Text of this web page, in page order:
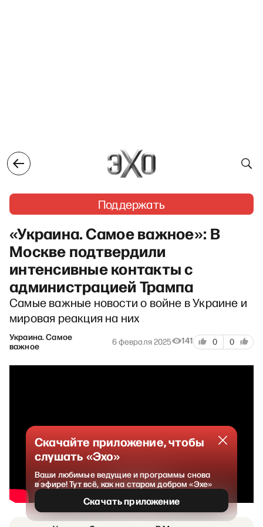
Поддержать
«Украина. Самое важное»: В
Москве подтвердили
интенсивные контакты с
администрацией Трампа
Самые важные новости о войне в Украине и
мировая реакция на них
Украина. Самое
важное
6 февраля 2025 141 0 0
Скачайте приложение, чтобы
слушать «Эхо»
Ваши любимые ведущие и программы снова
в эфире! Тут всё, как на старом добром «Эхе»
Скачать приложение